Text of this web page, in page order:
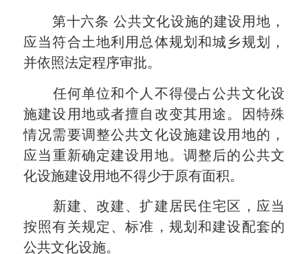
第十六条 公共文化设施的建设用地，
应当符合土地利用总体规划和城乡规划，
并依照法定程序审批。
任何单位和个人不得侵占公共文化设
施建设用地或者擅自改变其用途。因特殊
情况需要调整公共文化设施建设用地的，
应当 重新确定建设用地。调整后的公共文
化设施建设用地不得少于原有面积。
新建、改建、扩建居民住宅区，应当
按照有关规定、标准，规划和建设配套的
公共文化设施。